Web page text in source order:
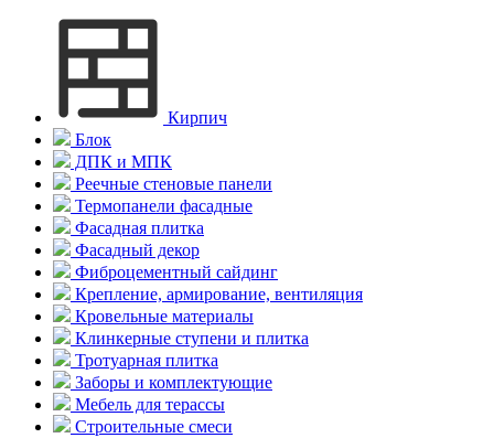
Кирпич
Блок
ДПК и МПК
Реечные стеновые панели
Термопанели фасадные
Фасадная плитка
Фасадный декор
Фиброцементный сайдинг
Крепление, армирование, вентиляция
Кровельные материалы
Клинкерные ступени и плитка
Тротуарная плитка
Заборы и комплектующие
Мебель для терассы
Строительные смеси